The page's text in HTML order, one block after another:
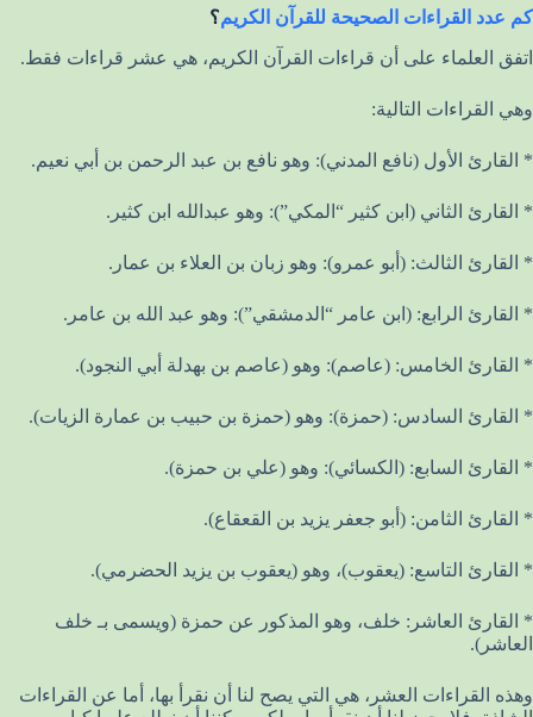
كم عدد القراءات الصحيحة للقرآن الكريم؟
اتفق العلماء على أن قراءات القرآن الكريم، هي عشر قراءات فقط.
وهي القراءات التالية:
* القارئ الأول (نافع المدني): وهو نافع بن عبد الرحمن بن أبي نعيم.
* القارئ الثاني (ابن كثير “المكي”): وهو عبدالله ابن كثير.
* القارئ الثالث: (أبو عمرو): وهو زبان بن العلاء بن عمار.
* القارئ الرابع: (ابن عامر “الدمشقي”): وهو عبد الله بن عامر.
* القارئ الخامس: (عاصم): وهو (عاصم بن بهدلة أبي النجود).
* القارئ السادس: (حمزة): وهو (حمزة بن حبيب بن عمارة الزيات).
* القارئ السابع: (الكسائي): وهو (علي بن حمزة).
* القارئ الثامن: (أبو جعفر يزيد بن القعقاع).
* القارئ التاسع: (يعقوب)، وهو (يعقوب بن يزيد الحضرمي).
* القارئ العاشر: خلف، وهو المذكور عن حمزة (ويسمى بـ خلف
العاشر).
وهذه القراءات العشر، هي التي يصح لنا أن نقرأ بها، أما عن القراءات